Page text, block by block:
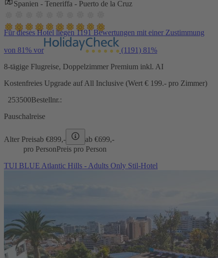
Spanien - Teneriffa - Puerto de la Cruz
Für dieses Hotel liegen 1191 Bewertungen mit einer Zustimmung
von 81% vor (1191) 81%
8-tägige Flugreise, Doppelzimmer Premium inkl. AI
Kostenfreies Upgrade auf All Inclusive (Wert € 199.- pro Zimmer)
253500Bestellnr.:
Pauschalreise
Alter Preisab €899,- ab €699,-
pro PersonPreis pro Person
TUI BLUE Atlantic Hills - Adults Only Stil-Hotel